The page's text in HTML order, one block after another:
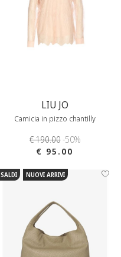
LIU JO
Camicia in pizzo chantilly
€ 190.00-50%
€ 95.00
SALDI NUOVI ARRIVI